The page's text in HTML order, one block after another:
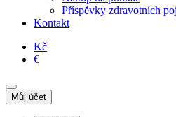
Příspěvky zdravotních
Kontakt
Kč
€
Můj účet